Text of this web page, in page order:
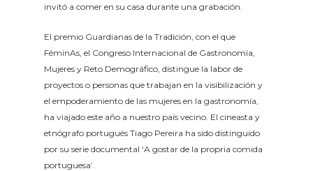
invitó a comer en su casa durante una grabación.
El premio Guardianas de la Tradición, con el que
FéminAs, el Congreso Internacional de Gastronomía,
Mujeres y Reto Demográfico, distingue la labor de
proyectos o personas que trabajan en la visibilización y
el empoderamiento de las mujeres en la gastronomía,
ha viajado este año a nuestro país vecino. El cineasta y
etnógrafo portugués Tiago Pereira ha sido distinguido
por su serie documental ‘A gostar de la propria comida
portuguesa’.